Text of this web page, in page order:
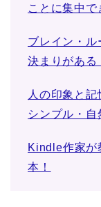
ことに集中で
ブレイン・ル
決まりがある
人の印象と記
シンプル・自
Kindle作家が
本！